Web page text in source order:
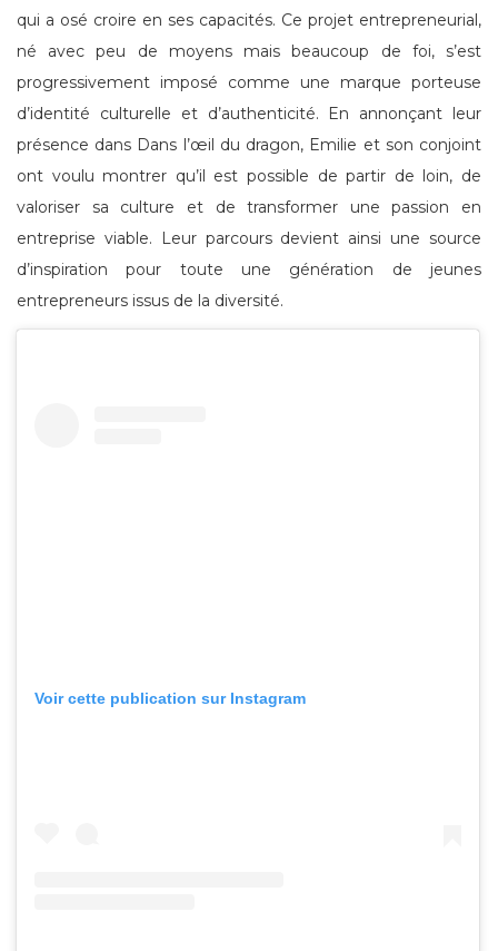
qui a osé croire en ses capacités. Ce projet entrepreneurial,
né avec peu de moyens mais beaucoup de foi, s’est
progressivement imposé comme une marque porteuse
d’identité culturelle et d’authenticité. En annonçant leur
présence dans Dans l’œil du dragon, Emilie et son conjoint
ont voulu montrer qu’il est possible de partir de loin, de
valoriser sa culture et de transformer une passion en
entreprise viable. Leur parcours devient ainsi une source
d’inspiration pour toute une génération de jeunes
entrepreneurs issus de la diversité.
Voir cette publication sur Instagram